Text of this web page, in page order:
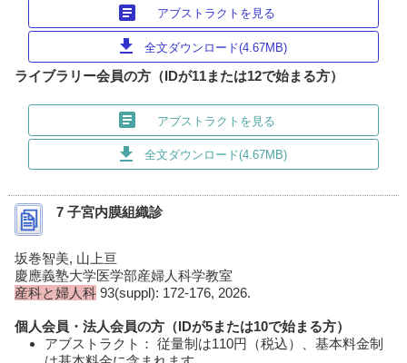
article アブストラクトを見る
download 全文ダウンロード(4.67MB)
ライブラリー会員の方（IDが11または12で始まる方）
article アブストラクトを見る
download 全文ダウンロード(4.67MB)
7 子宮内膜組織診
坂巻智美, 山上亘
慶應義塾大学医学部産婦人科学教室
産科と婦人科 93(suppl): 172-176, 2026.
個人会員・法人会員の方（IDが5または10で始まる方）
アブストラクト： 従量制は110円（税込）、基本料金制